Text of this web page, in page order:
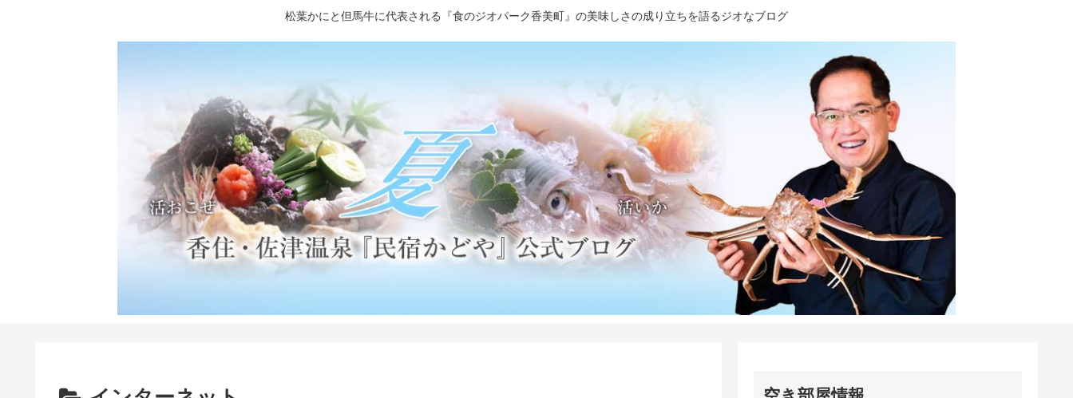
松葉かにと但馬牛に代表される『食のジオパーク香美町』の美味しさの成り立ちを語るジオなブログ